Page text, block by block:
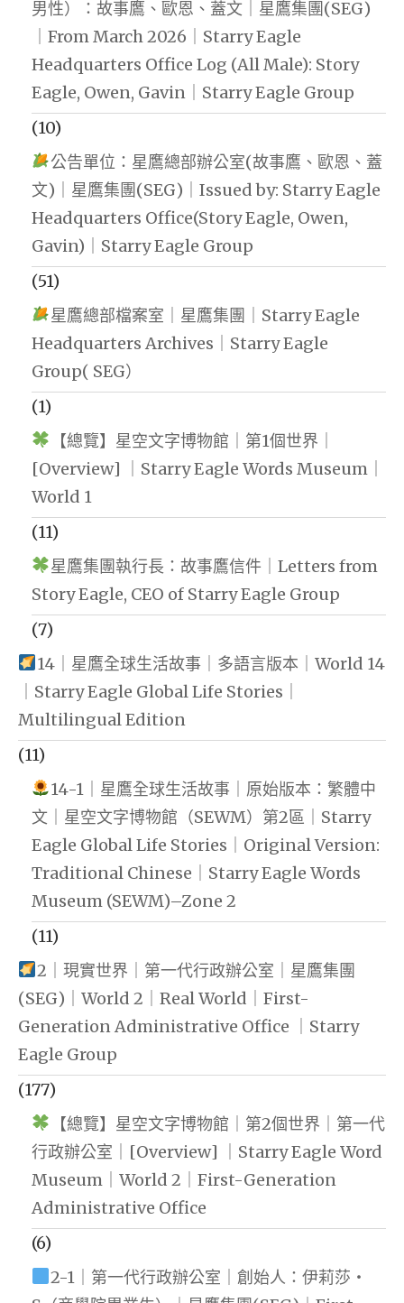
男性）：故事鷹、歐恩、蓋文｜星鷹集團(SEG)
｜From March 2026｜Starry Eagle
Headquarters Office Log (All Male): Story
Eagle, Owen, Gavin｜Starry Eagle Group
(10)
公告單位：星鷹總部辦公室(故事鷹、歐恩、蓋
文)｜星鷹集團(SEG)｜Issued by: Starry Eagle
Headquarters Office(Story Eagle, Owen,
Gavin)｜Starry Eagle Group
(51)
星鷹總部檔案室｜星鷹集團｜Starry Eagle
Headquarters Archives｜Starry Eagle
Group( SEG）
(1)
【總覽】星空文字博物館｜第1個世界｜
[Overview] ｜Starry Eagle Words Museum｜
World 1
(11)
星鷹集團執行長：故事鷹信件｜Letters from
Story Eagle, CEO of Starry Eagle Group
(7)
14｜星鷹全球生活故事｜多語言版本｜World 14
｜Starry Eagle Global Life Stories｜
Multilingual Edition
(11)
14-1｜星鷹全球生活故事｜原始版本：繁體中
文｜星空文字博物館（SEWM）第2區｜Starry
Eagle Global Life Stories｜Original Version:
Traditional Chinese｜Starry Eagle Words
Museum (SEWM)–Zone 2
(11)
2｜現實世界｜第一代行政辦公室｜星鷹集團
(SEG)｜World 2｜Real World｜First-
Generation Administrative Office ｜Starry
Eagle Group
(177)
【總覽】星空文字博物館｜第2個世界｜第一代
行政辦公室｜[Overview] ｜Starry Eagle Word
Museum｜World 2｜First-Generation
Administrative Office
(6)
2-1｜第一代行政辦公室｜創始人：伊莉莎・